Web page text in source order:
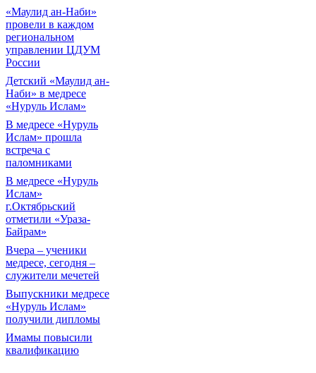
«Маулид ан-Наби»
провели в каждом
региональном
управлении ЦДУМ
России
Детский «Маулид ан-
Наби» в медресе
«Нуруль Ислам»
В медресе «Нуруль
Ислам» прошла
встреча с
паломниками
В медресе «Нуруль
Ислам»
г.Октябрьский
отметили «Ураза-
Байрам»
Вчера – ученики
медресе, сегодня –
служители мечетей
Выпускники медресе
«Нуруль Ислам»
получили дипломы
Имамы повысили
квалификацию